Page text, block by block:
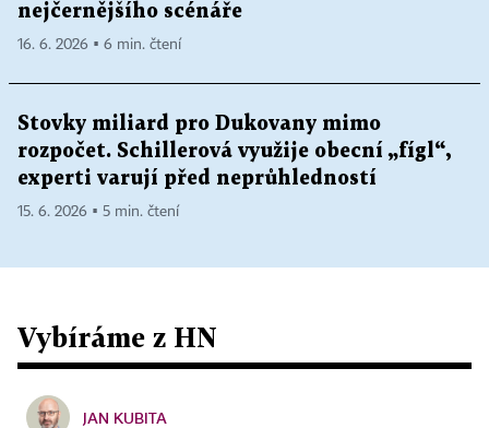
nejčernějšího scénáře
16. 6. 2026 ▪ 6 min. čtení
Stovky miliard pro Dukovany mimo
rozpočet. Schillerová využije obecní „fígl“,
experti varují před neprůhledností
15. 6. 2026 ▪ 5 min. čtení
Vybíráme z HN
JAN KUBITA